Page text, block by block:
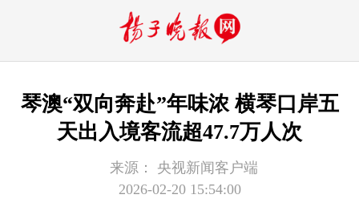
琴澳“双向奔赴”年味浓 横琴口岸五
天出入境客流超47.7万人次
来源：
央视新闻客户端
2026-02-20 15:54:00